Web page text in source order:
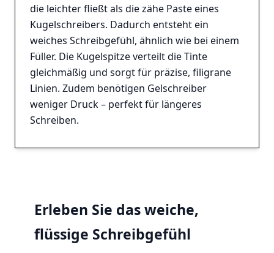
die leichter fließt als die zähe Paste eines
Kugelschreibers. Dadurch entsteht ein
weiches Schreibgefühl, ähnlich wie bei einem
Füller. Die Kugelspitze verteilt die Tinte
gleichmäßig und sorgt für präzise, filigrane
Linien. Zudem benötigen Gelschreiber
weniger Druck – perfekt für längeres
Schreiben.
Erleben Sie das weiche,
flüssige Schreibgefühl